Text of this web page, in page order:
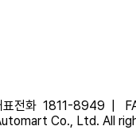
표전화 1811-8949 |
Co., Ltd. All